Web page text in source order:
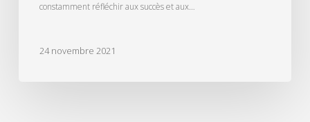
constamment réfléchir aux succès et aux…
24 novembre 2021